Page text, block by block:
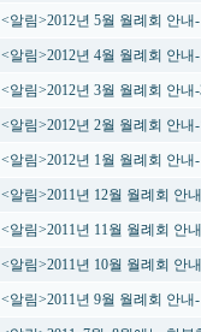
<알림>2012년 5월 월례회 안
<알림>2012년 4월 월례회 안
<알림>2012년 3월 월례회 안
<알림>2012년 2월 월례회 안
<알림>2012년 1월 월례회 안
<알림>2011년 12월 월례회 안
<알림>2011년 11월 월례회 안
<알림>2011년 10월 월례회 안
<알림>2011년 9월 월례회 안